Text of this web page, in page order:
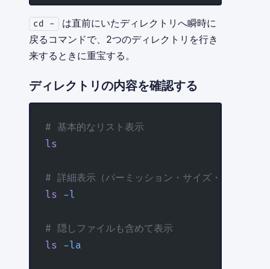
cd -
は直前にいたディレクトリへ瞬時に
戻るコマンドで、2つのディレクトリを行き
来するときに重宝する。
ディレクトリの内容を確認する
# 基本的なリスト表示
ls
# 詳細表示（パーミッション・サイズ・日時）
ls -l
# 隠しファイルも含めて表示
ls -la